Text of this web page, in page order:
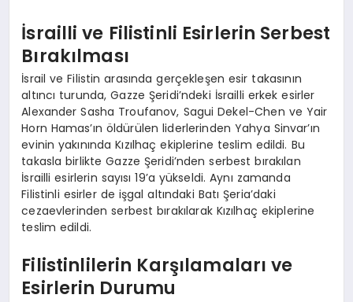
İsrailli ve Filistinli Esirlerin Serbest
Bırakılması
İsrail ve Filistin arasında gerçekleşen esir takasının
altıncı turunda, Gazze Şeridi’ndeki İsrailli erkek esirler
Alexander Sasha Troufanov, Sagui Dekel-Chen ve Yair
Horn Hamas’ın öldürülen liderlerinden Yahya Sinvar’ın
evinin yakınında Kızılhaç ekiplerine teslim edildi. Bu
takasla birlikte Gazze Şeridi’nden serbest bırakılan
İsrailli esirlerin sayısı 19’a yükseldi. Aynı zamanda
Filistinli esirler de işgal altındaki Batı Şeria’daki
cezaevlerinden serbest bırakılarak Kızılhaç ekiplerine
teslim edildi.
Filistinlilerin Karşılamaları ve
Esirlerin Durumu